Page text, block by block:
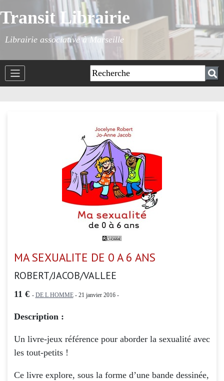
Transit Librairie
Librairie associative à Marseille
MA SEXUALITE DE 0 A 6 ANS
ROBERT/JACOB/VALLEE
11 € - DE L HOMME- 21 janvier 2016 -
Description :
Un livre-jeux référence pour aborder la sexualité avec
les tout-petits !
Ce livre explore, sous la forme d’une bande dessinée,